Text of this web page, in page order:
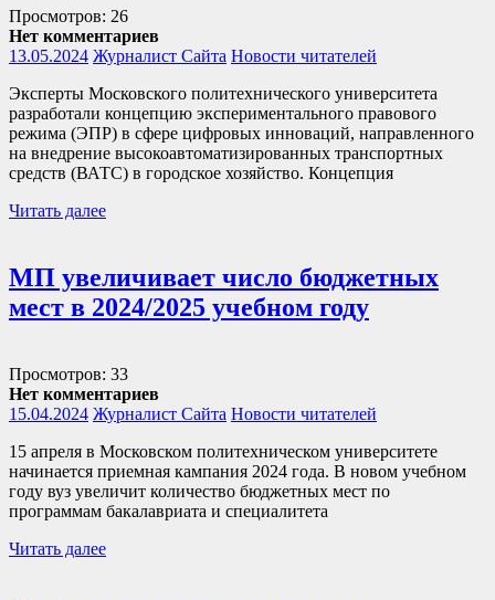
Просмотров: 26
Нет комментариев
13.05.2024 Журналист Сайта Новости читателей
Эксперты Московского политехнического университета
разработали концепцию экспериментального правового
режима (ЭПР) в сфере цифровых инноваций, направленного
на внедрение высокоавтоматизированных транспортных
средств (ВАТС) в городское хозяйство. Концепция
Читать далее
МП увеличивает число бюджетных
мест в 2024/2025 учебном году
Просмотров: 33
Нет комментариев
15.04.2024 Журналист Сайта Новости читателей
15 апреля в Московском политехническом университете
начинается приемная кампания 2024 года. В новом учебном
году вуз увеличит количество бюджетных мест по
программам бакалавриата и специалитета
Читать далее